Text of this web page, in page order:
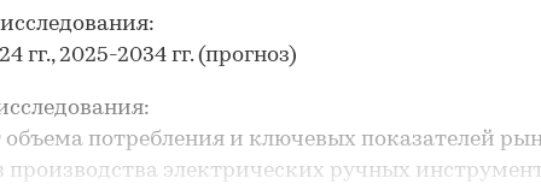
гг., 2025-2034 гг. (прогноз)
объема потребления и ключевых показателей
производства электрических ручных